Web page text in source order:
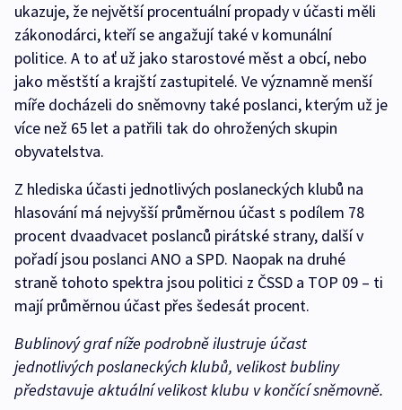
ukazuje, že největší procentuální propady v účasti měli
zákonodárci, kteří se angažují také v komunální
politice. A to ať už jako starostové měst a obcí, nebo
jako městští a krajští zastupitelé. Ve významně menší
míře docházeli do sněmovny také poslanci, kterým už je
více než 65 let a patřili tak do ohrožených skupin
obyvatelstva.
Z hlediska účasti jednotlivých poslaneckých klubů na
hlasování má nejvyšší průměrnou účast s podílem 78
procent dvaadvacet poslanců pirátské strany, další v
pořadí jsou poslanci ANO a SPD. Naopak na druhé
straně tohoto spektra jsou politici z ČSSD a TOP 09 – ti
mají průměrnou účast přes šedesát procent.
Bublinový graf níže podrobně ilustruje účast
jednotlivých poslaneckých klubů, velikost bubliny
představuje aktuální velikost klubu v končící sněmovně.